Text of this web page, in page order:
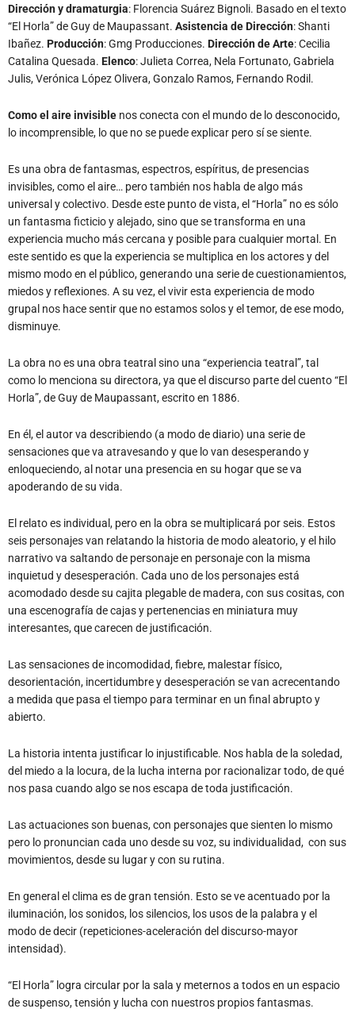
Dirección y dramaturgia: Florencia Suárez Bignoli. Basado en el texto
“El Horla” de Guy de Maupassant. Asistencia de Dirección: Shanti
Ibañez. Producción: Gmg Producciones. Dirección de Arte: Cecilia
Catalina Quesada. Elenco: Julieta Correa, Nela Fortunato, Gabriela
Julis, Verónica López Olivera, Gonzalo Ramos, Fernando Rodil.
Como el aire invisible nos conecta con el mundo de lo desconocido,
lo incomprensible, lo que no se puede explicar pero sí se siente.
Es una obra de fantasmas, espectros, espíritus, de presencias
invisibles, como el aire… pero también nos habla de algo más
universal y colectivo. Desde este punto de vista, el “Horla” no es sólo
un fantasma ficticio y alejado, sino que se transforma en una
experiencia mucho más cercana y posible para cualquier mortal. En
este sentido es que la experiencia se multiplica en los actores y del
mismo modo en el público, generando una serie de cuestionamientos,
miedos y reflexiones. A su vez, el vivir esta experiencia de modo
grupal nos hace sentir que no estamos solos y el temor, de ese modo,
disminuye.
La obra no es una obra teatral sino una “experiencia teatral”, tal
como lo menciona su directora, ya que el discurso parte del cuento “El
Horla”, de Guy de Maupassant, escrito en 1886.
En él, el autor va describiendo (a modo de diario) una serie de
sensaciones que va atravesando y que lo van desesperando y
enloqueciendo, al notar una presencia en su hogar que se va
apoderando de su vida.
El relato es individual, pero en la obra se multiplicará por seis. Estos
seis personajes van relatando la historia de modo aleatorio, y el hilo
narrativo va saltando de personaje en personaje con la misma
inquietud y desesperación. Cada uno de los personajes está
acomodado desde su cajita plegable de madera, con sus cositas, con
una escenografía de cajas y pertenencias en miniatura muy
interesantes, que carecen de justificación.
Las sensaciones de incomodidad, fiebre, malestar físico,
desorientación, incertidumbre y desesperación se van acrecentando
a medida que pasa el tiempo para terminar en un final abrupto y
abierto.
La historia intenta justificar lo injustificable. Nos habla de la soledad,
del miedo a la locura, de la lucha interna por racionalizar todo, de qué
nos pasa cuando algo se nos escapa de toda justificación.
Las actuaciones son buenas, con personajes que sienten lo mismo
pero lo pronuncian cada uno desde su voz, su individualidad, con sus
movimientos, desde su lugar y con su rutina.
En general el clima es de gran tensión. Esto se ve acentuado por la
iluminación, los sonidos, los silencios, los usos de la palabra y el
modo de decir (repeticiones-aceleración del discurso-mayor
intensidad).
“El Horla” logra circular por la sala y meternos a todos en un espacio
de suspenso, tensión y lucha con nuestros propios fantasmas.